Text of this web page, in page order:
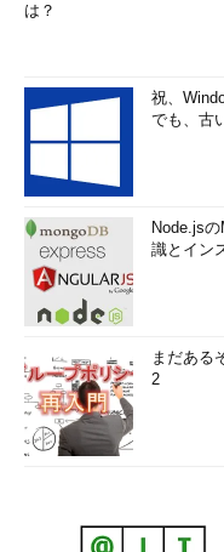
は？
祝、
でも、古
Node.js
識とイン
まだある
2